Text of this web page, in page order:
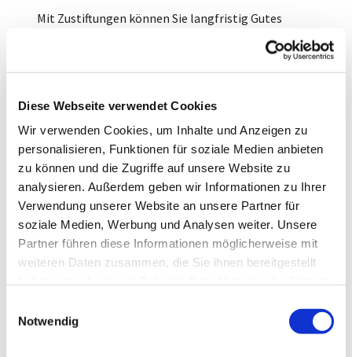
Diese Webseite verwendet Cookies
Wir verwenden Cookies, um Inhalte und Anzeigen zu
personalisieren, Funktionen für soziale Medien anbieten
zu können und die Zugriffe auf unsere Website zu
analysieren. Außerdem geben wir Informationen zu Ihrer
Verwendung unserer Website an unsere Partner für
soziale Medien, Werbung und Analysen weiter. Unsere
Partner führen diese Informationen möglicherweise mit
weiteren Daten zusammen, die Sie ihnen bereitgestellt
Notwendig
Mit Zustiftungen können Sie langfristig Gutes
tun und Ihnen wichtige Dinge unterstützen.
Auch spenden können sie an die Stiftung jederzeit –
Zweckangabe. Diese Spenden werden zeitnah für die
Stiftungszwecke eingesetzt und wachsen nicht dem
Vermögen zu.
Mit Spenden können Sie unmittelbar Gutes tun und
Ihnen wichtige Dinge unterstützen.
Bankverbindungen
Allgemeines Konto der Stiftung
Sparkasse Soest